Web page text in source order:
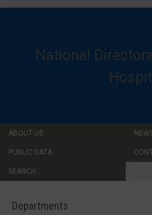
ABOUT US
PUBLIC DATA
SEARCH...
National
Departments